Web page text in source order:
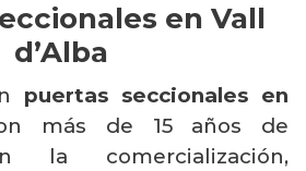
en Vall
d’Alba
puertas seccionales en
más de 15 años de
la comercialización,